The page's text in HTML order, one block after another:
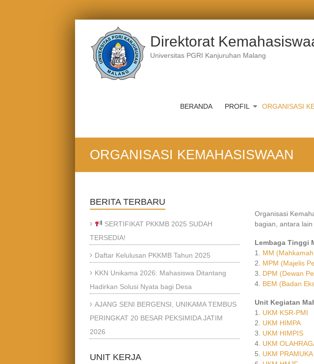
content
Direktorat
Universitas PGRI Kanjuruhan Malang
BERANDA PROFIL ORGANISASI
ORGANISASI KEMAHASISWAAN
Organisasi
bagian, antara lain
Lembaga Tinggi
1. MM
2. MPM (Majelis
3. DPM (Dewan
4. BEM (Badan
Unit Kegiatan
1. UKM KSR-PMI
2. UKM HIMPA
3. UKM HIMPIS
4. UKM
5. UKM PRAMUKA
BERITA TERBARU
SERTIFIKAT PKKMB 2025 SUDAH
TERSEDIA!
Daftar Kelulusan PKKMB Tahun 2025
KKN Unikama 2026: Mahasiswa Ditantang
Hadirkan Solusi Nyata bagi Desa
AJANG SENI BERGENSI, UNIKAMA TEMBUS
PERINGKAT 20 BESAR PEKSIMIDA JATIM
2026
UNIT KERJA